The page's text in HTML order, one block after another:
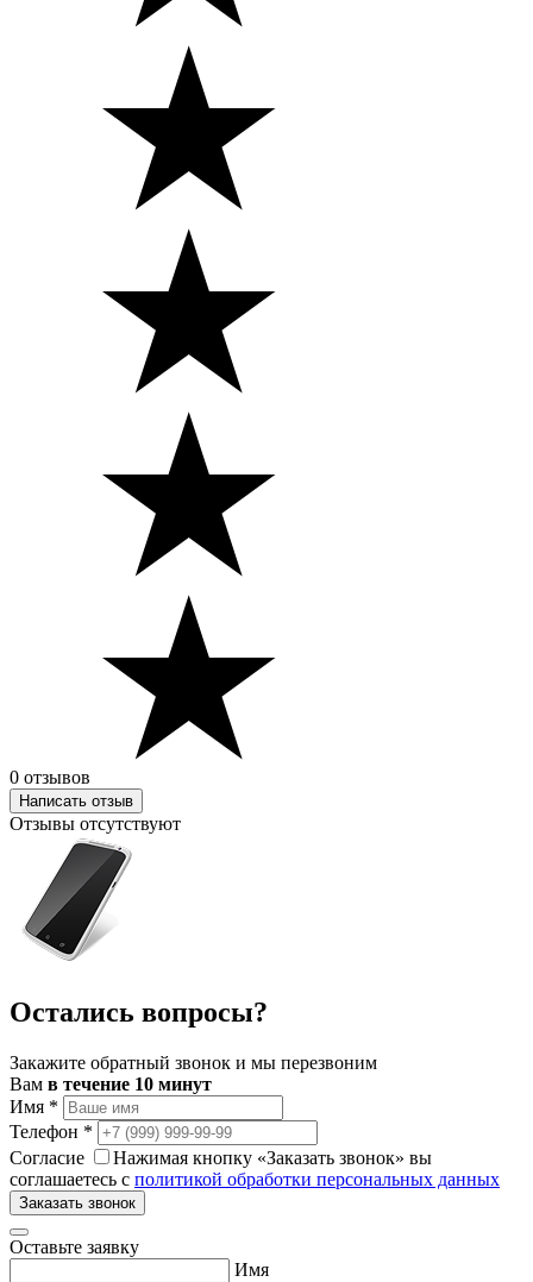
0 отзывов
Написать отзыв
Отзывы отсутствуют
Остались вопросы?
Закажите обратный звонок и мы перезвоним
Вам в течение 10 минут
Имя *
Телефон *
Согласие
Нажимая кнопку «Заказать звонок» вы
соглашаетесь с политикой обработки персональных данных
Заказать звонок
Оставьте заявку
Имя